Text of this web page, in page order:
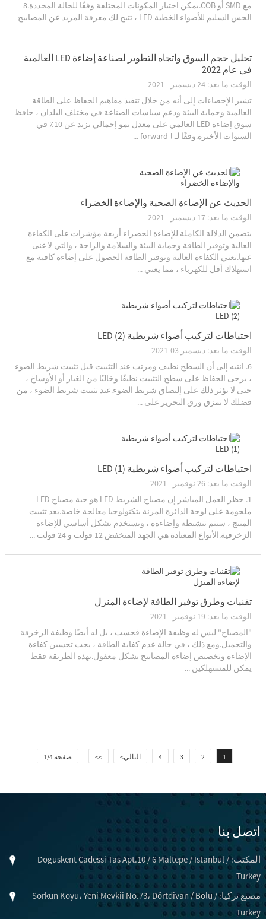
مع SMD أو COB.يمكن اختيار المكونات المختلفة وفقًا للحالة المحددة.8
الحس السليم للأضواء الخطية LED ، تتيح لك معرفة المزيد عن المصابيح
تحليل حجم السوق واتجاه التطوير لصناعة إضاءة LED العالمية
في عام 2022
الوقت ما بعد: 24 ديسمبر - 2021
تشير الإحصاءات إلى أنه من خلال تنفيذ مفاهيم الحفاظ على الطاقة
العالمية وحماية البيئة ودعم سياسات الصناعة في مختلف البلدان ، حافظ
سوق إضاءة LED العالمي على معدل نمو إجمالي يزيد عن 10٪ في
السنوات الأخيرة.وفقًا لـ forward-l ...
الحديث عن الإضاءة الصحية والإضاءة الخضراء
الوقت ما بعد: 17 ديسمبر - 2021
يتضمن الدلالة الكاملة للإضاءة الخضراء أربعة مؤشرات على الكفاءة
العالية وتوفير الطاقة وحماية البيئة والسلامة والراحة ، والتي لا غنى
عنها.تعني الكفاءة العالية وتوفير الطاقة الحصول على إضاءة كافية مع
استهلاك أقل للكهرباء ، مما يعني ...
احتياطات لتركيب أضواء شريطية LED (2)
الوقت ما بعد: ديسمبر 03-2021
6. انتبه إلى أن السطح نظيف ومرتب عند التثبيت قبل تثبيت شريط الضوء
، يرجى الحفاظ على سطح التثبيت نظيفًا وخاليًا من الغبار أو الأوساخ ،
حتى لا يؤثر ذلك على إلتصاق شريط الضوء.عند تثبيت شريط الضوء ، من
فضلك لا تمزق ورق التحرير على ...
احتياطات لتركيب أضواء شريطية LED (1)
الوقت ما بعد: 26 نوفمبر - 2021
1. حظر العمل المباشر إن مصباح الشريط LED هو حبة مصباح LED
ملحومة على لوحة الدائرة المرنة بتكنولوجيا معالجة خاصة.بعد تثبيت
المنتج ، سيتم تنشيطه وإضاءةه ، ويستخدم بشكل أساسي للإضاءة
الزخرفية.الأنواع المعتادة هي الجهد المنخفض 12 فولت و 24 فولت ...
تقنيات وطرق توفير الطاقة لإضاءة المنزل
الوقت ما بعد: 19 نوفمبر - 2021
"المصباح" ليس له وظيفة الإضاءة فحسب ، بل له أيضًا وظيفة الزخرفة
والتجميل.ومع ذلك ، في حالة عدم كفاية الطاقة ، يجب تحسين كفاءة
الإضاءة وتخصيص إضاءة المصابيح بشكل معقول.بهذه الطريقة فقط
يمكن للمستهلكين ...
1
2
3
4 التالي> >> صفحة 1/4
اتصل بنا
المكتب: Doguskent Cadessi Tas Apt.10 / 6 Maltepe / Istanbul /
Turkey
مصنع تركيا: Sorkun Koyu، Yeni Mevkii No.73، Dörtdivan / Bolu /
Turkey